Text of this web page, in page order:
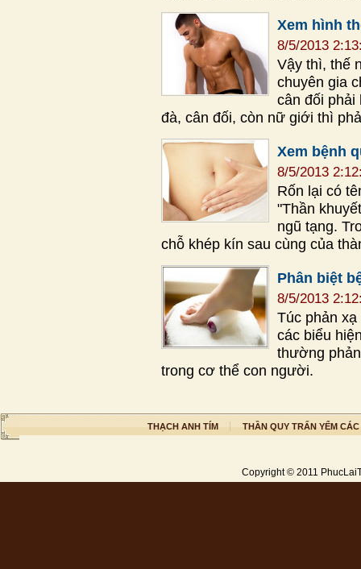
Xem hình
8/5/2013
Vậy thì, thế
chuyên gia
cân đối
đà, cân đối, còn nữ giới thì
Xem bệnh
8/5/2013
Rốn lại có
"Thần
ngũ tạng.
chỗ khép kín sau cùng của
Phân biệt
8/5/2013
Túc phản
các biểu
thường
trong cơ thể con người.
THẠCH ANH TÍM THẦN QUY TRẤN YỂM
Copyright © 2011